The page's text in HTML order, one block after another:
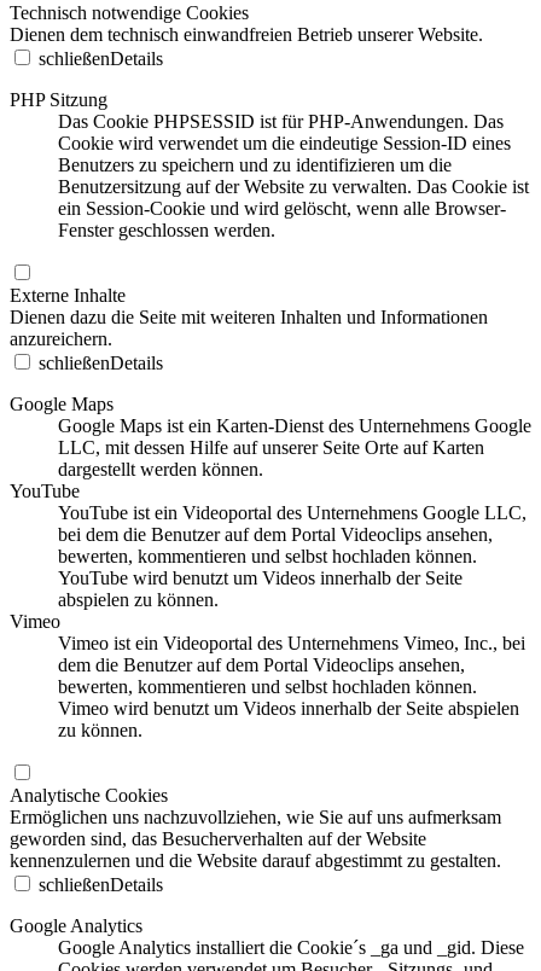
Technisch notwendige Cookies
Dienen dem technisch einwandfreien Betrieb unserer Website.
schließenDetails
PHP Sitzung
Das Cookie PHPSESSID ist für PHP-Anwendungen. Das
Cookie wird verwendet um die eindeutige Session-ID eines
Benutzers zu speichern und zu identifizieren um die
Benutzersitzung auf der Website zu verwalten. Das Cookie ist
ein Session-Cookie und wird gelöscht, wenn alle Browser-
Fenster geschlossen werden.
Externe Inhalte
Dienen dazu die Seite mit weiteren Inhalten und Informationen
anzureichern.
schließenDetails
Google Maps
Google Maps ist ein Karten-Dienst des Unternehmens Google
LLC, mit dessen Hilfe auf unserer Seite Orte auf Karten
dargestellt werden können.
YouTube
YouTube ist ein Videoportal des Unternehmens Google LLC,
bei dem die Benutzer auf dem Portal Videoclips ansehen,
bewerten, kommentieren und selbst hochladen können.
YouTube wird benutzt um Videos innerhalb der Seite
abspielen zu können.
Vimeo
Vimeo ist ein Videoportal des Unternehmens Vimeo, Inc., bei
dem die Benutzer auf dem Portal Videoclips ansehen,
bewerten, kommentieren und selbst hochladen können.
Vimeo wird benutzt um Videos innerhalb der Seite abspielen
zu können.
Analytische Cookies
Ermöglichen uns nachzuvollziehen, wie Sie auf uns aufmerksam
geworden sind, das Besucherverhalten auf der Website
kennenzulernen und die Website darauf abgestimmt zu gestalten.
schließenDetails
Google Analytics
Google Analytics installiert die Cookie´s _ga und _gid. Diese